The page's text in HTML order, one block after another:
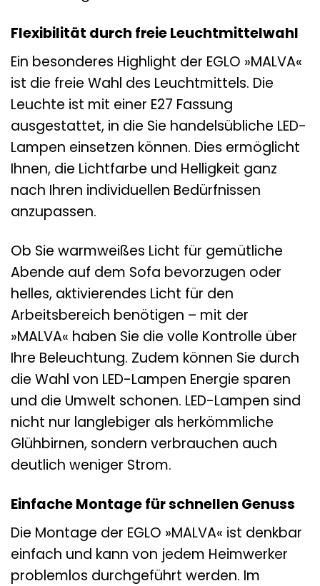
Flexibilität durch freie Leuchtmittelwahl
Ein besonderes Highlight der EGLO »MALVA«
ist die freie Wahl des Leuchtmittels. Die
Leuchte ist mit einer E27 Fassung
ausgestattet, in die Sie handelsübliche LED-
Lampen einsetzen können. Dies ermöglicht
Ihnen, die Lichtfarbe und Helligkeit ganz
nach Ihren individuellen Bedürfnissen
anzupassen.
Ob Sie warmweißes Licht für gemütliche
Abende auf dem Sofa bevorzugen oder
helles, aktivierendes Licht für den
Arbeitsbereich benötigen – mit der
»MALVA« haben Sie die volle Kontrolle über
Ihre Beleuchtung. Zudem können Sie durch
die Wahl von LED-Lampen Energie sparen
und die Umwelt schonen. LED-Lampen sind
nicht nur langlebiger als herkömmliche
Glühbirnen, sondern verbrauchen auch
deutlich weniger Strom.
Einfache Montage für schnellen Genuss
Die Montage der EGLO »MALVA« ist denkbar
einfach und kann von jedem Heimwerker
problemlos durchgeführt werden. Im